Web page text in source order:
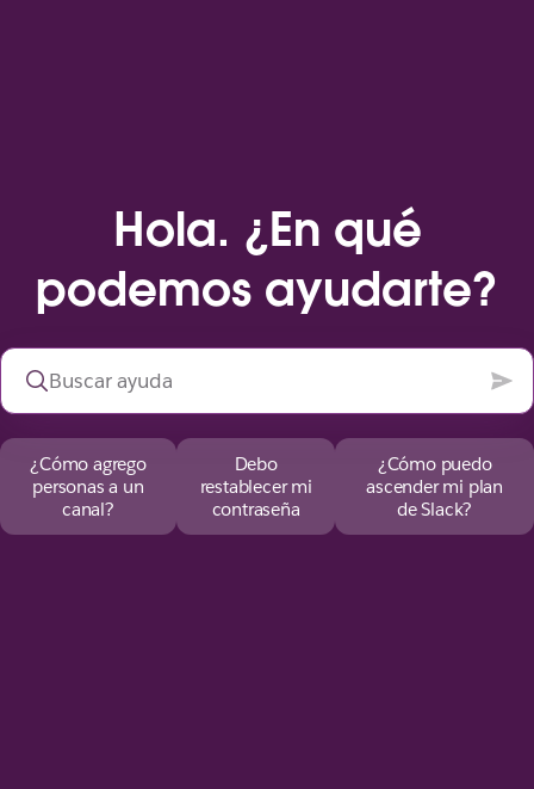
Hola. ¿En qué
podemos ayudarte?
¿Cómo agrego
personas a un
canal?
Debo
restablecer mi
contraseña
¿Cómo puedo
ascender mi plan
de Slack?